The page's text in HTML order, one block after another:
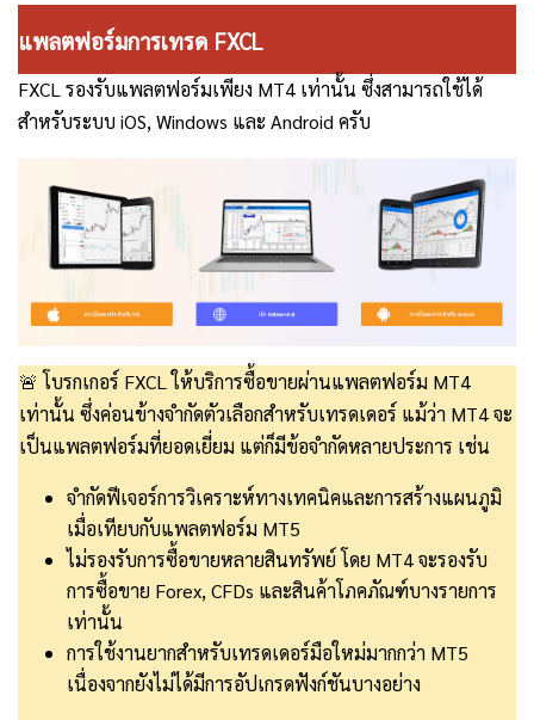
แพลตฟอร์มการเทรด FXCL
FXCL รองรับแพลตฟอร์มเพียง MT4 เท่านั้น ซึ่งสามารถใช้ได้
สำหรับระบบ iOS, Windows และ Android ครับ
🚨 โบรกเกอร์ FXCL ให้บริการซื้อขายผ่านแพลตฟอร์ม MT4
เท่านั้น ซึ่งค่อนข้างจำกัดตัวเลือกสำหรับเทรดเดอร์ แม้ว่า MT4 จะ
เป็นแพลตฟอร์มที่ยอดเยี่ยม แต่ก็มีข้อจำกัดหลายประการ เช่น
จำกัดฟีเจอร์การวิเคราะห์ทางเทคนิคและการสร้างแผนภูมิ
เมื่อเทียบกับแพลตฟอร์ม MT5
ไม่รองรับการซื้อขายหลายสินทรัพย์ โดย MT4 จะรองรับ
การซื้อขาย Forex, CFDs และสินค้าโภคภัณฑ์บางรายการ
เท่านั้น
การใช้งานยากสำหรับเทรดเดอร์มือใหม่มากกว่า MT5
เนื่องจากยังไม่ได้มีการอัปเกรดฟังก์ชันบางอย่าง